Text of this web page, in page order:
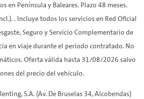
en Península y Baleares. Plazo 48 meses.
. Incluye todos los servicios en Red Oficial
Seguro y Servicio Complementario de
en viaje durante el periodo contratado. No
Oferta válida hasta 31/08/2026 salvo
del precio del vehículo.
, S.A. (Av. De Bruselas 34, Alcobendas)